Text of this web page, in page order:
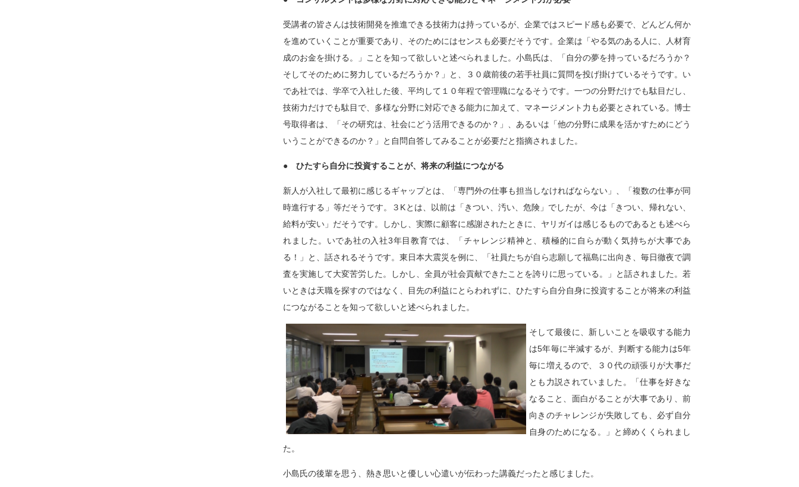
受講者の皆さんは技術開発を推進できる技術力は持っているが、企業ではスピード感も必要で、どんどん何か
を進めていくことが重要であり、そのためにはセンスも必要だそうです。企業は「やる気のある人に、人材育
成のお金を掛ける。」ことを知って欲しいと述べられました。小島氏は、「自分の夢を持っているだろうか？
そしてそのために努力しているだろうか？」と、３０歳前後の若手社員に質問を投げ掛けているそうです。い
であ社では、学卒で入社した後、平均して１０年程で管理職になるそうです。一つの分野だけでも駄目だし、
技術力だけでも駄目で、多様な分野に対応できる能力に加えて、マネージメント力も必要とされている。博士
号取得者は、「その研究は、社会にどう活用できるのか？」、あるいは「他の分野に成果を活かすためにどう
いうことができるのか？」と自問自答してみることが必要だと指摘されました。
● ひたすら自分に投資することが、将来の利益につながる
新人が入社して最初に感じるギャップとは、「専門外の仕事も担当しなければならない」、「複数の仕事が同
時進行する」等だそうです。３Kとは、以前は「きつい、汚い、危険」でしたが、今は「きつい、帰れない、
給料が安い」だそうです。しかし、実際に顧客に感謝されたときに、ヤリガイは感じるものであるとも述べら
れました。いであ社の入社3年目教育では、「チャレンジ精神と、積極的に自らが動く気持ちが大事であ
る！」と、話されるそうです。東日本大震災を例に、「社員たちが自ら志願して福島に出向き、毎日徹夜で調
査を実施して大変苦労した。しかし、全員が社会貢献できたことを誇りに思っている。」と話されました。若
いときは天職を探すのではなく、目先の利益にとらわれずに、ひたすら自分自身に投資することが将来の利益
につながることを知って欲しいと述べられました。
そして最後に、新しいことを吸収する能力
は5年毎に半減するが、判断する能力は5年
毎に増えるので、３０代の頑張りが大事だ
とも力説されていました。「仕事を好きな
なること、面白がることが大事であり、前
向きのチャレンジが失敗しても、必ず自分
自身のためになる。」と締めくくられまし
た。
小島氏の後輩を思う、熱き思いと優しい心遣いが伝わった講義だったと感じました。